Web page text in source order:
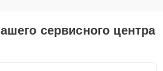
сервисного центра